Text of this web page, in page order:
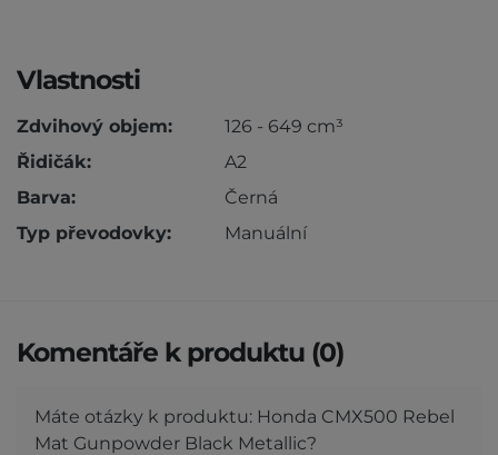
Vlastnosti
Zdvihový objem:
126 - 649 cm³
Řidičák:
A2
Barva:
Černá
Typ převodovky:
Manuální
Komentáře k produktu (0)
Máte otázky k produktu: Honda CMX500 Rebel
Mat Gunpowder Black Metallic?